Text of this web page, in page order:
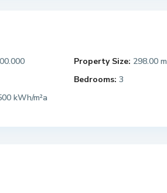
Property Size: 298.00 m
Bedrooms: 3
kWh/m²a